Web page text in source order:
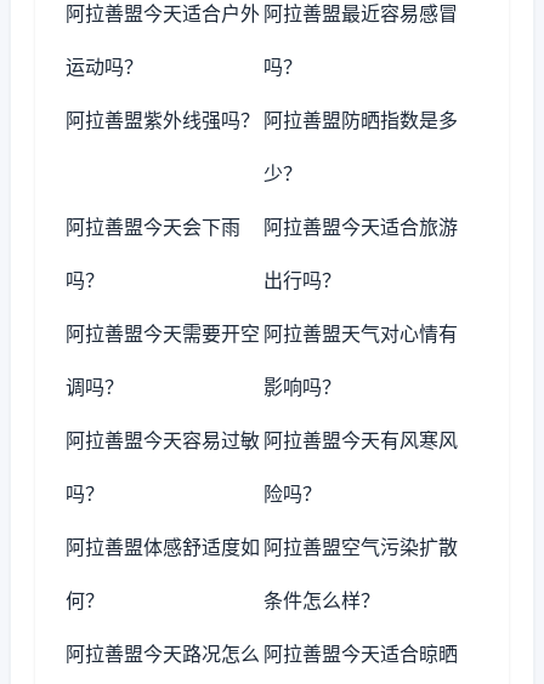
阿拉善盟今天适合户外
运动吗？
阿拉善盟最近容易感冒
吗？
阿拉善盟紫外线强吗？ 阿拉善盟防晒指数是多
少？
阿拉善盟今天会下雨
吗？
阿拉善盟今天适合旅游
出行吗？
阿拉善盟今天需要开空
调吗？
阿拉善盟天气对心情有
影响吗？
阿拉善盟今天容易过敏
吗？
阿拉善盟今天有风寒风
险吗？
阿拉善盟体感舒适度如
何？
阿拉善盟空气污染扩散
条件怎么样？
阿拉善盟今天路况怎么 阿拉善盟今天适合晾晒